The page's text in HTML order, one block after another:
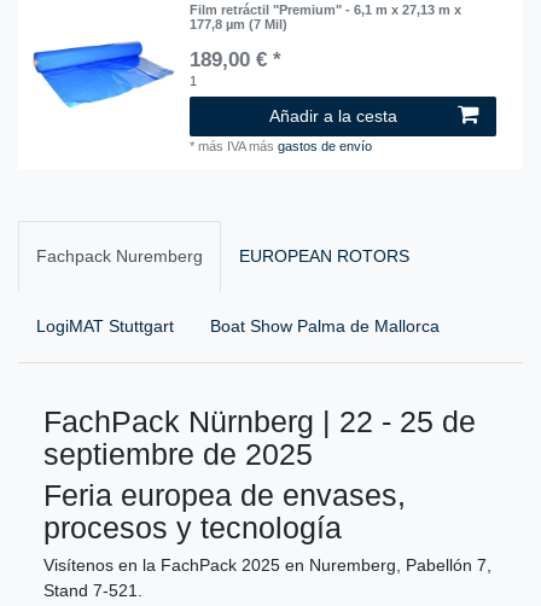
Film retráctil "Premium" - 6,1 m x 27,13 m x
177,8 µm (7 Mil)
189,00 € *
1
Añadir a la cesta
*más IVAmásgastos de envío
Fachpack Nuremberg EUROPEAN ROTORS
LogiMAT Stuttgart Boat Show Palma de Mallorca
FachPack Nürnberg | 22 - 25 de
septiembre de 2025
Feria europea de envases,
procesos y tecnología
Visítenos en la FachPack 2025 en Nuremberg, Pabellón 7,
Stand 7-521.